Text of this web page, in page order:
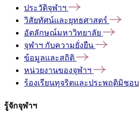
ประวัติจุฬาฯ
วิสัยทัศน์และยุทธศาสตร์
อัตลักษณ์มหาวิทยาลัย
จุฬาฯ กับความยั่งยืน
ข้อมูลและสถิติ
หน่วยงานของจุฬาฯ
ร้องเรียนทุจริตและประพฤติมิชอบ
รู้จักจุฬาฯ